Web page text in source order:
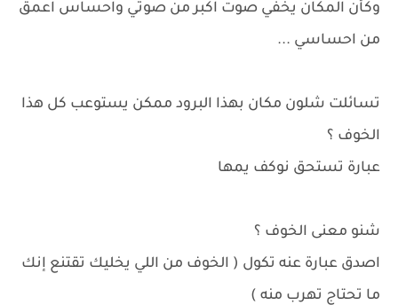
وكأن المكان يخفي صوت اكبر من صوتي واحساس اعمق
من احساسي ...
تسائلت شلون مكان بهذا البرود ممكن يستوعب كل هذا
الخوف ؟
عبارة تستحق نوكف يمها
شنو معنى الخوف ؟
اصدق عبارة عنه تكول ( الخوف من اللي يخليك تقتنع إنك
ما تحتاج تهرب منه )